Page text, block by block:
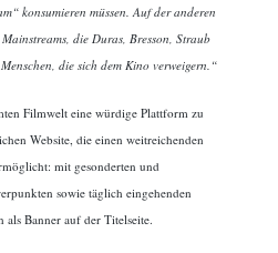
konsumieren müssen. Auf der anderen
die Duras, Bresson, Straub
die sich dem Kino verweigern.“
Filmwelt eine würdige Plattform zu
Website, die einen weitreichenden
mit gesonderten und
sowie täglich eingehenden
Banner auf der Titelseite.